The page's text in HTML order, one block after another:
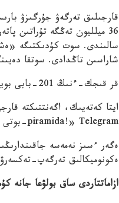
قارجىلىق تەرگەۋ جۇرگىزۋ
36 ميلليون تەڭگە تۇراتىن پاتەر ساتىپ العانى انىقتالدى.
سالىندى. سوت كۇدىكتىگە
شاراسىن تاڭدادى. سوتقا
قر قىجك-ءنىڭ 201-بابى بويىنشا، تەرگەۋ مۇددەسى ءۇشىن وزگە اقپارات جاريالاۋعا جاتپايدى.
piramida!» Telegram-بوتى ىسكە قوسۋلى.
ەگەر ءسىز نەمەسە
ەكونوميكالىق تەرگەپ-
ازاماتتاردى ساق بولۋعا جانە